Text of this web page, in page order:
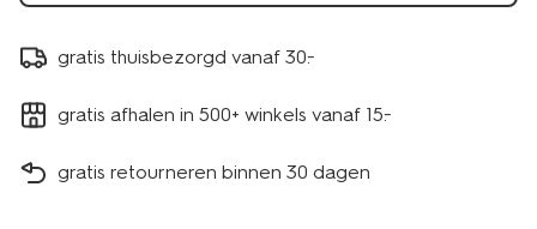
gratis thuisbezorgd vanaf 30.-
gratis afhalen in 500+ winkels vanaf 15.-
gratis retourneren binnen 30 dagen